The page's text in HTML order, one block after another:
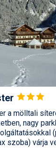
a mölltali
nagy
szoba) várja